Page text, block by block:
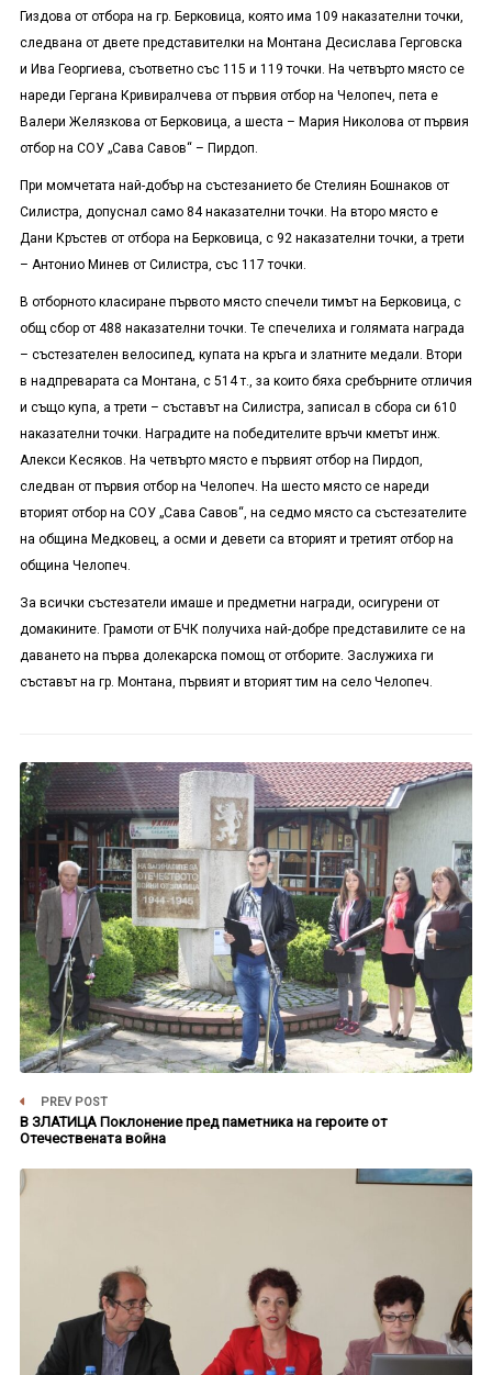
Гиздова от отбора на гр. Берковица, която има 109 наказателни точки,
следвана от двете представителки на Монтана Десислава Герговска
и Ива Георгиева, съответно със 115 и 119 точки. На четвърто място се
нареди Гергана Кривиралчева от първия отбор на Челопеч, пета е
Валери Желязкова от Берковица, а шеста – Мария Николова от първия
отбор на СОУ „Сава Савов“ – Пирдоп.
При момчетата най-добър на състезанието бе Стелиян Бошнаков от
Силистра, допуснал само 84 наказателни точки. На второ място е
Дани Кръстев от отбора на Берковица, с 92 наказателни точки, а трети
– Антонио Минев от Силистра, със 117 точки.
В отборното класиране първото място спечели тимът на Берковица, с
общ сбор от 488 наказателни точки. Те спечелиха и голямата награда
– състезателен велосипед, купата на кръга и златните медали. Втори
в надпреварата са Монтана, с 514 т., за които бяха сребърните отличия
и също купа, а трети – съставът на Силистра, записал в сбора си 610
наказателни точки. Наградите на победителите връчи кметът инж.
Алекси Кесяков. На четвърто място е първият отбор на Пирдоп,
следван от първия отбор на Челопеч. На шесто място се нареди
вторият отбор на СОУ „Сава Савов“, на седмо място са състезателите
на община Медковец, а осми и девети са вторият и третият отбор на
община Челопеч.
За всички състезатели имаше и предметни награди, осигурени от
домакините. Грамоти от БЧК получиха най-добре представилите се на
даването на първа долекарска помощ от отборите. Заслужиха ги
съставът на гр. Монтана, първият и вторият тим на село Челопеч.
PREV POST
В ЗЛАТИЦА Поклонение пред паметника на героите от
Отечествената война